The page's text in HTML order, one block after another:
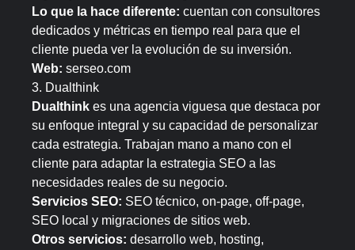
Lo que la hace diferente: cuentan con consultores
dedicados y métricas en tiempo real para que el
cliente pueda ver la evolución de su inversión.
Web: serseo.com
3. Dualthink
Dualthink es una agencia viguesa que destaca por
su enfoque integral y su capacidad de personalizar
cada estrategia. Trabajan mano a mano con el
cliente para adaptar la estrategia SEO a las
necesidades reales de su negocio.
Servicios SEO: SEO técnico, on-page, off-page,
SEO local y migraciones de sitios web.
Otros servicios: desarrollo web, hosting,